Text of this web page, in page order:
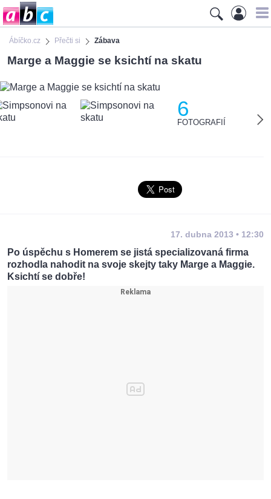
Ábíčko.cz Přečti si Zábava
Marge a Maggie se ksichtí na skatu
6
FOTOGRAFIÍ
17. dubna 2013 • 12:30
Po úspěchu s Homerem se jistá specializovaná firma
rozhodla nahodit na svoje skejty taky Marge a Maggie.
Ksichtí se dobře!